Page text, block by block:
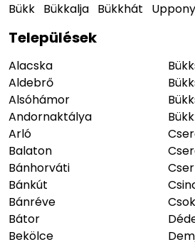
Bükk Bükkalja Bükkhát
Települések
Alacska
Aldebrő
Alsóhámor
Andornaktálya
Arló
Balaton
Bánhorváti
Bánkút
Bánréve
Bátor
Bekölce